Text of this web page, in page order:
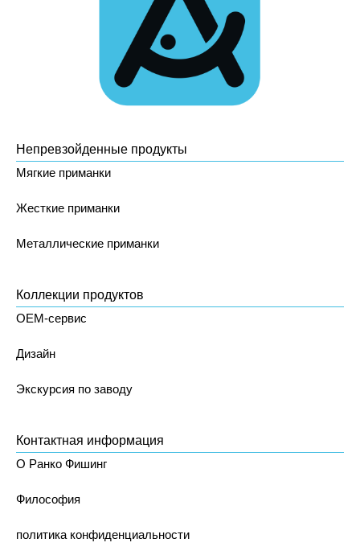
Непревзойденные продукты
Мягкие приманки
Жесткие приманки
Металлические приманки
Коллекции продуктов
OEM-сервис
Дизайн
Экскурсия по заводу
Контактная информация
О Ранко Фишинг
Философия
политика конфиденциальности